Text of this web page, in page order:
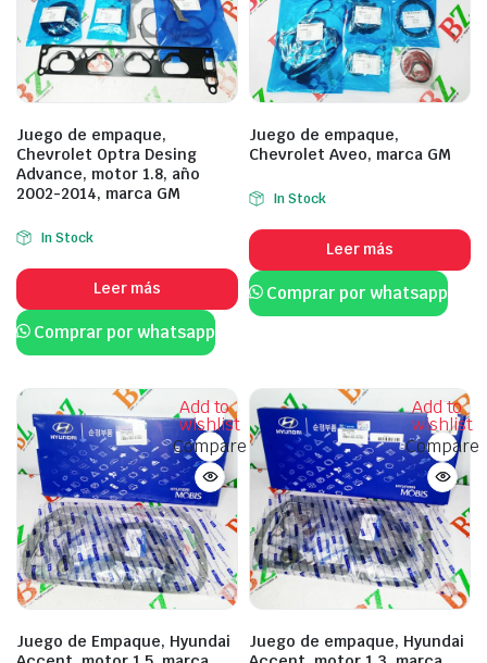
Juego de empaque,
Chevrolet Optra Desing
Advance, motor 1.8, año
2002-2014, marca GM
In Stock
Leer más
Comprar por whatsapp
Juego de empaque,
Chevrolet Aveo, marca GM
In Stock
Leer más
Comprar por whatsapp
Add to
wishlist
Compare
Juego de Empaque, Hyundai
Add to
wishlist
Compare
Juego de empaque, Hyundai